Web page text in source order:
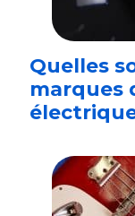
Quelles
marques